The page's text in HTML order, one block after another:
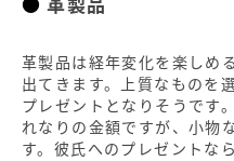
革製品は経年変化を楽しめ
出てきます。上質なものを
プレゼントとなりそうです
れなりの金額ですが、小物
す。彼氏へのプレゼントな